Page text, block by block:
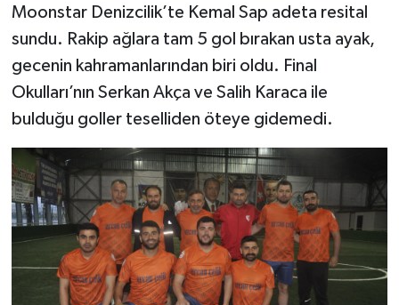
Moonstar Denizcilik’te Kemal Sap adeta resital
sundu. Rakip ağlara tam 5 gol bırakan usta ayak,
gecenin kahramanlarından biri oldu. Final
Okulları’nın Serkan Akça ve Salih Karaca ile
bulduğu goller teselliden öteye gidemedi.